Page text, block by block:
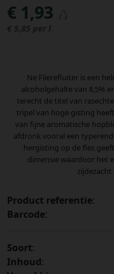
€ 1,93
€ 5,85 per l
Ne Flierefluiter is een
alcoholgehalte van 8,5%
terecht de titel van
tripel van hoge gisting
van fijne aromatische
afdronk vooral een
hergisting op de fles
dimensie waardoor het
Product referentie:
Barcode:
Soort:
Inhoud: